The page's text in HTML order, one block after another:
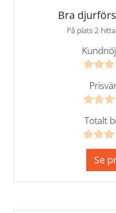
Bra
På plats 2
Totalt
Se